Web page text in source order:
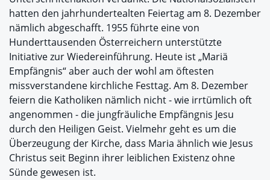
hatten den jahrhundertealten Feiertag am 8. Dezember
nämlich abgeschafft. 1955 führte eine von
Hunderttausenden Österreichern unterstützte
Initiative zur Wiedereinführung. Heute ist „Mariä
Empfängnis“ aber auch der wohl am öftesten
missverstandene kirchliche Festtag. Am 8. Dezember
feiern die Katholiken nämlich nicht - wie irrtümlich oft
angenommen - die jungfräuliche Empfängnis Jesu
durch den Heiligen Geist. Vielmehr geht es um die
Überzeugung der Kirche, dass Maria ähnlich wie Jesus
Christus seit Beginn ihrer leiblichen Existenz ohne
Sünde gewesen ist.